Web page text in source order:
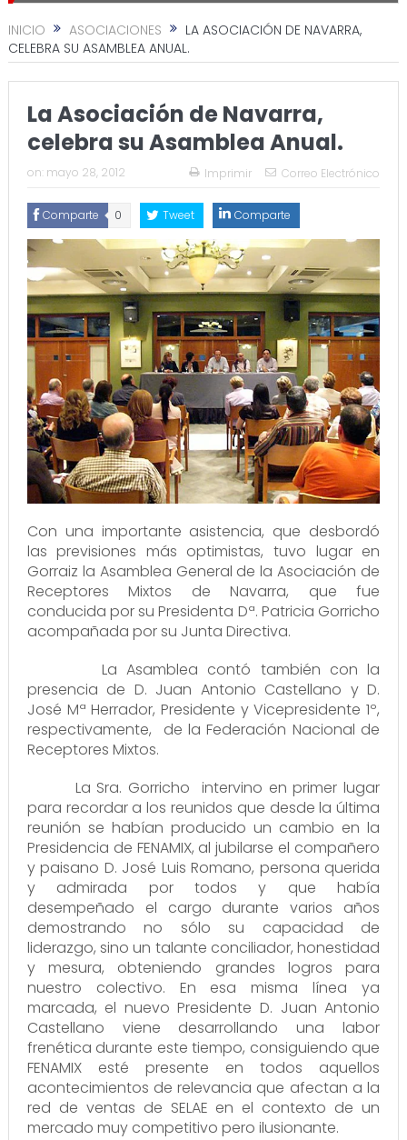
INICIO ASOCIACIONES
LA ASOCIACIÓN DE NAVARRA,
CELEBRA SU ASAMBLEA ANUAL.
La Asociación de Navarra,
celebra su Asamblea Anual.
on: mayo 28, 2012 Imprimir Correo Electrónico
Comparte 0 Tweet Comparte
Con una importante asistencia, que desbordó
las previsiones más optimistas, tuvo lugar en
Gorraiz la Asamblea General de la Asociación de
Receptores Mixtos de Navarra, que fue
conducida por su Presidenta Dª. Patricia Gorricho
acompañada por su Junta Directiva.
La Asamblea contó también con la
presencia de D. Juan Antonio Castellano y D.
José Mª Herrador, Presidente y Vicepresidente 1º,
respectivamente, de la Federación Nacional de
Receptores Mixtos.
La Sra. Gorricho intervino en primer lugar
para recordar a los reunidos que desde la última
reunión se habían producido un cambio en la
Presidencia de FENAMIX, al jubilarse el compañero
y paisano D. José Luis Romano, persona querida
y admirada por todos y que había
desempeñado el cargo durante varios años
demostrando no sólo su capacidad de
liderazgo, sino un talante conciliador, honestidad
y mesura, obteniendo grandes logros para
nuestro colectivo. En esa misma línea ya
marcada, el nuevo Presidente D. Juan Antonio
Castellano viene desarrollando una labor
frenética durante este tiempo, consiguiendo que
FENAMIX esté presente en todos aquellos
acontecimientos de relevancia que afectan a la
red de ventas de SELAE en el contexto de un
mercado muy competitivo pero ilusionante.